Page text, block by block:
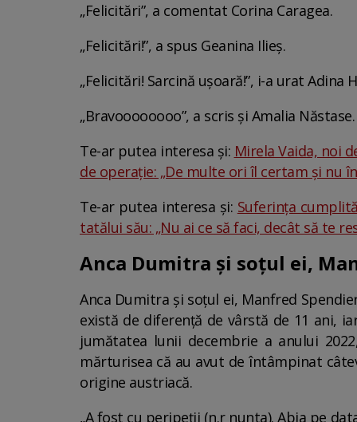
„Felicitări”, a comentat Corina Caragea.
„Felicitări!”, a spus Geanina Ilieș.
„Felicitări! Sarcină ușoară!”, i-a urat Adina
„Bravoooooooo”, a scris și Amalia Năstase.
Te-ar putea interesa și: Mirela Vaida, noi
de operație: „De multe ori îl certam și nu
Te-ar putea interesa și: Suferința
tatălui său: „Nu ai ce să faci, decât să te
Anca Dumitra și soțul ei,
Anca Dumitra și soțul ei, Manfred
există de diferență de vârstă de 11 ani,
jumătatea lunii decembrie a anului
mărturisea că au avut de întâmpinat
origine austriacă.
„A fost cu peripeții (n.r nunta). Abia pe